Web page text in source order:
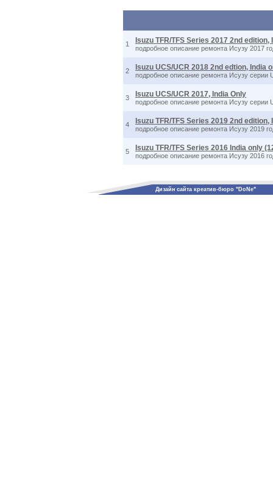
1 Isuzu TFR/TFS Series 2017 2nd
подробное описание ремонта Исузу 2017
2 Isuzu UCS/UCR 2018 2nd edtion, India
подробное описание ремонта Исузу серии
3 Isuzu UCS/UCR 2017, India Only
подробное описание ремонта Исузу серии
4 Isuzu TFR/TFS Series 2019 2nd
подробное описание ремонта Исузу 2019
5 Isuzu TFR/TFS Series 2016 India only
подробное описание ремонта Исузу 2016
Дизайн сайта креатив-бюро "DoNe"